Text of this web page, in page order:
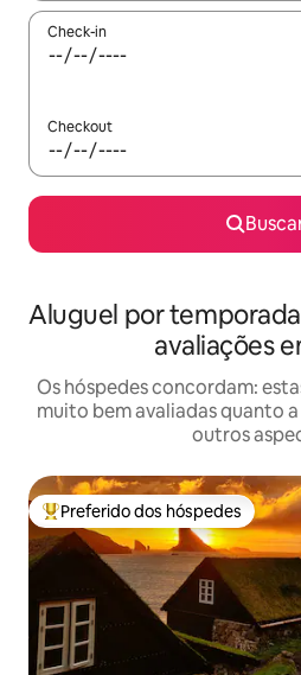
Check-in
Checkout
Aluguel por
avaliações
Os hóspedes concordam:
muito bem avaliadas quanto
outros
Entre os melhores preferidos dos
Preferido dos hóspedes